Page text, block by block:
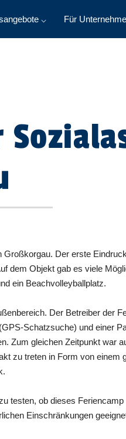
⌵ Für
Der erste
dem Objekt gab es viele
ein Beachvolleyballplatz.
Der Betreiber der
Schatzsuche) und einer
Zum gleichen Zeitpunkt war
zu treten in Form von
testen, ob dieses
Einschränkungen